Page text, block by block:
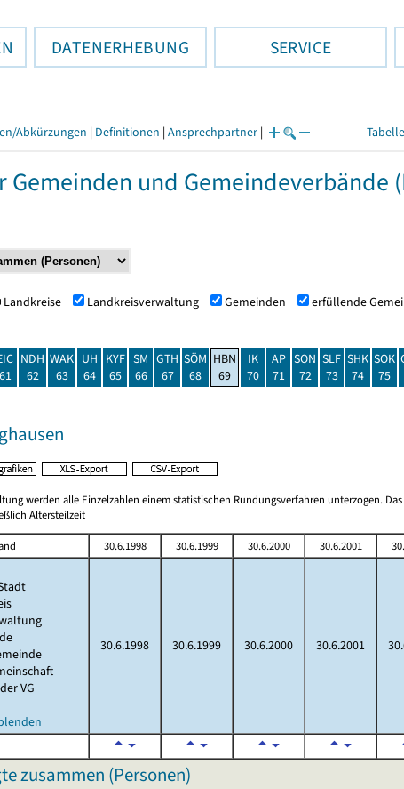
DATENERHEBUNG SERVICE
Abkürzungen | Definitionen | Ansprechpartner |
Gemeinden und Gemeindeverbände
Landkreisverwaltung Gemeinden erfüllende
61
NDH
62
WAK
63
UH
64
KYF
65
SM
66
GTH
67
SÖM
68
HBN
69
IK
70
AP
71
SON
72
SLF
73
SHK
74
SOK
75
werden alle Einzelzahlen einem statistischen Rundungsverfahren unterzogen.
Altersteilzeit
30.6.1998 30.6.1999 30.6.2000 30.6.2001
VG
30.6.1998 30.6.1999 30.6.2000 30.6.2001
zusammen (Personen)